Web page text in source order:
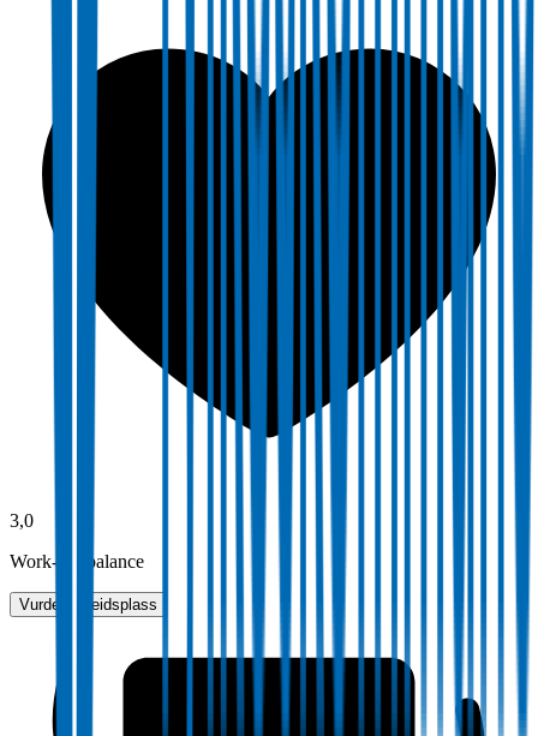
3,0
Work-life balance
Vurder arbeidsplass